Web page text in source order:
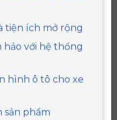
tiện ích mở rộng
hảo với hệ thống
hình ô tô cho xe
sản phẩm